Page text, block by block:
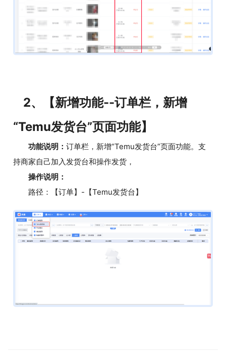
2、【新增功能--订单栏，新增
“Temu发货台”页面功能】
功能说明： 订单栏，新增“Temu发货台”页面功能。支
持商家自己加入发货台和操作发货，
操作说明：
路径：【订单】-【Temu发货台】